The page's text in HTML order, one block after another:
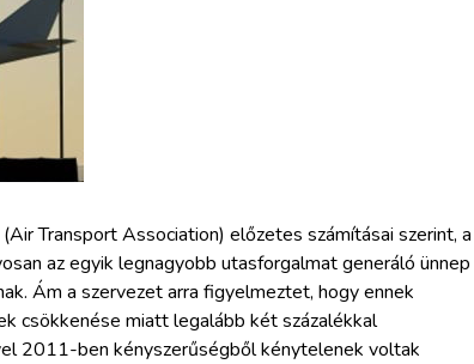
Transport Association) előzetes számításai szerint, a
az egyik legnagyobb utasforgalmat generáló ünnep
Ám a szervezet arra figyelmeztet, hogy ennek
csökkenése miatt legalább két százalékkal
2011-ben kényszerűségből kénytelenek voltak